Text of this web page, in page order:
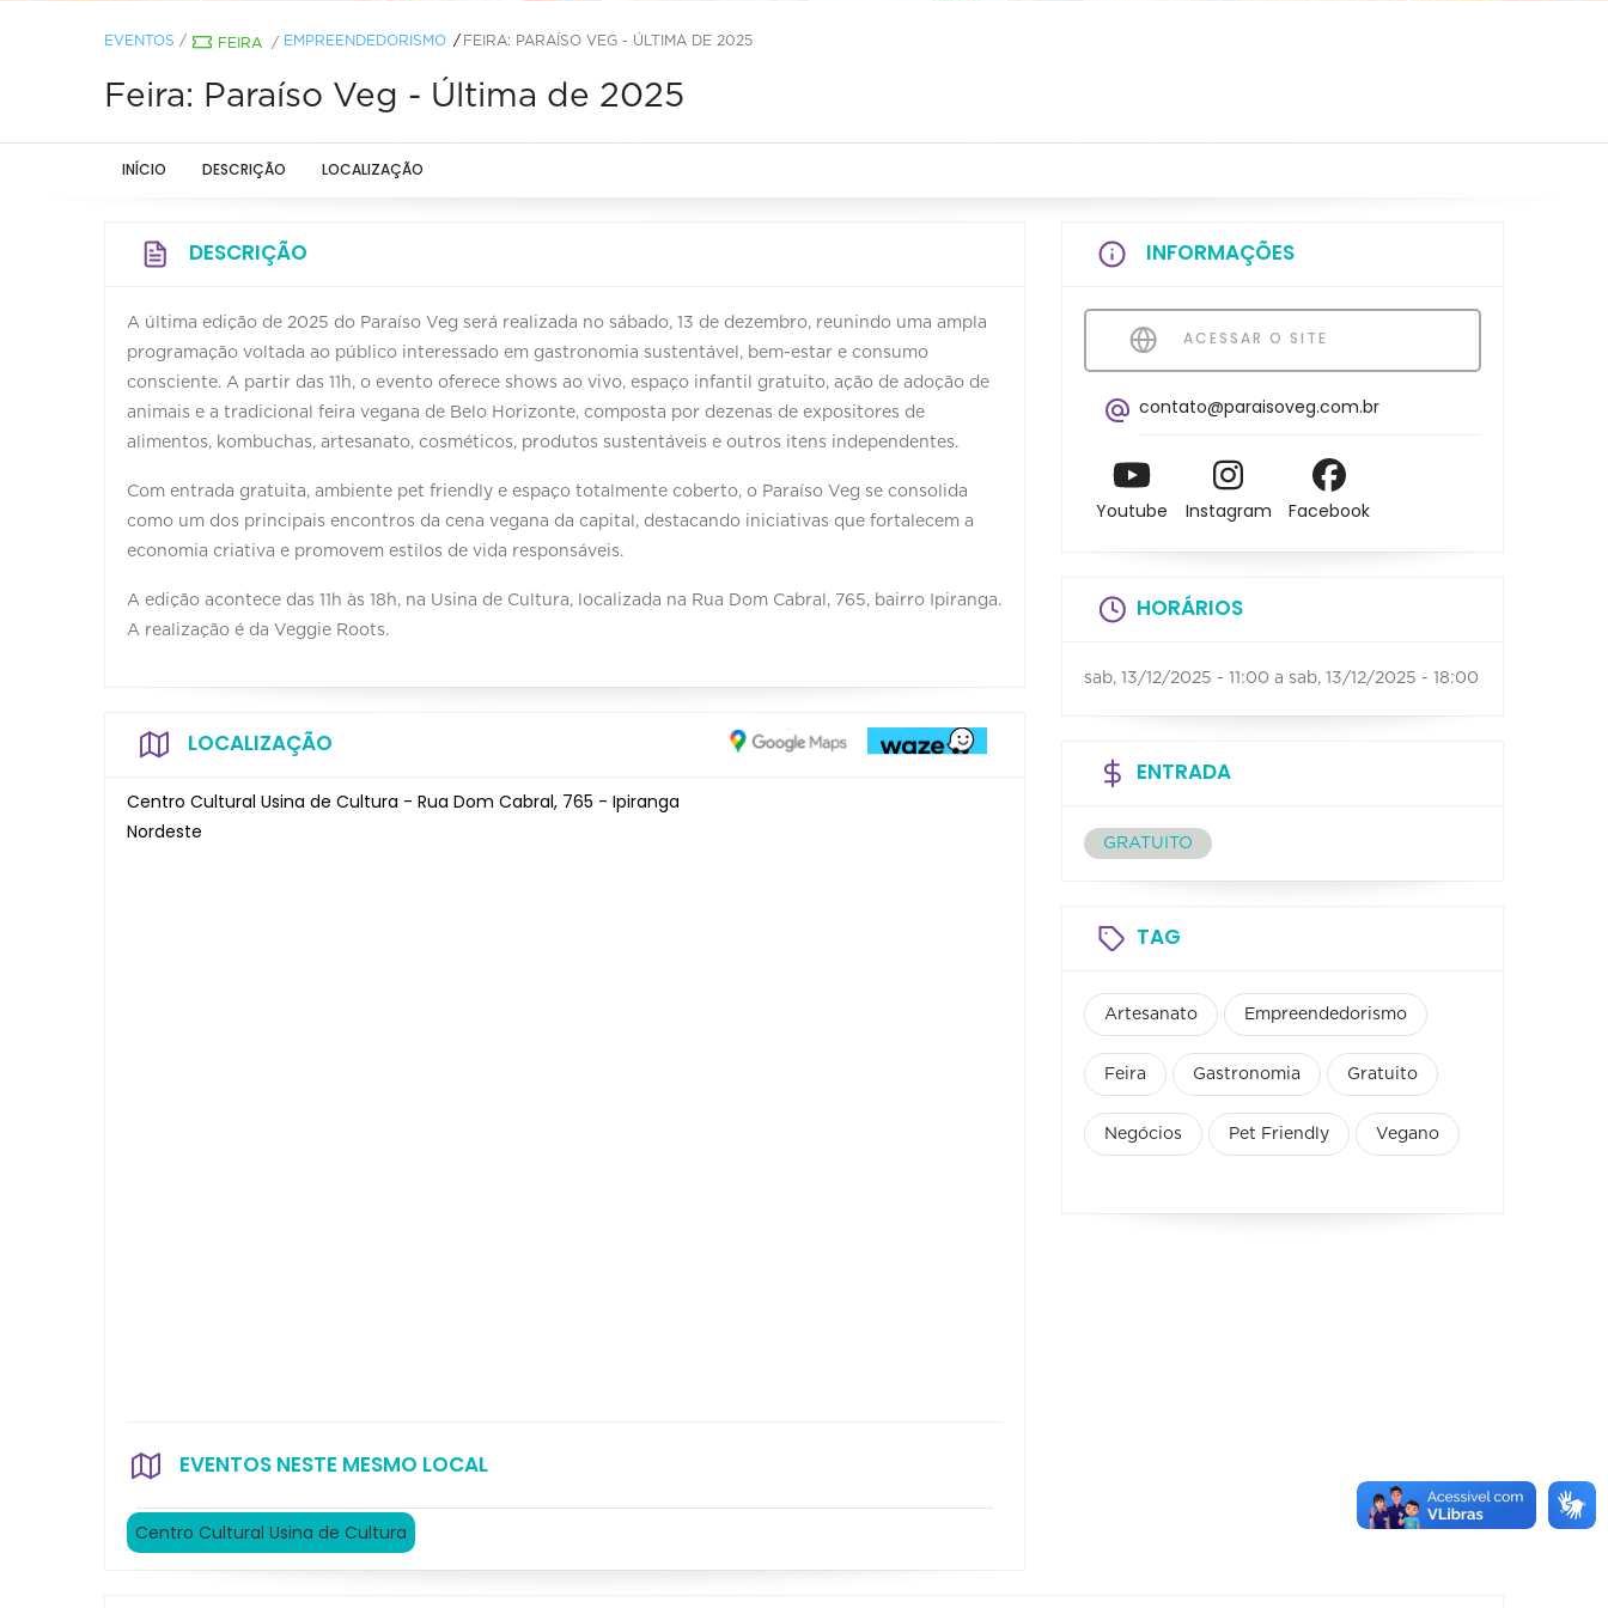
EVENTOS / FEIRA / EMPREENDEDORISMO FEIRA: PARAÍSO VEG - ÚLTIMA DE 2025
Feira: Paraíso Veg - Última de 2025
INÍCIO DESCRIÇÃO LOCALIZAÇÃO
DESCRIÇÃO
A última edição de 2025 do Paraíso Veg será realizada no sábado, 13 de dezembro, reunindo uma ampla
programação voltada ao público interessado em gastronomia sustentável, bem-estar e consumo
consciente. A partir das 11h, o evento oferece shows ao vivo, espaço infantil gratuito, ação de adoção de
animais e a tradicional feira vegana de Belo Horizonte, composta por dezenas de expositores de
alimentos, kombuchas, artesanato, cosméticos, produtos sustentáveis e outros itens independentes.
Com entrada gratuita, ambiente pet friendly e espaço totalmente coberto, o Paraíso Veg se consolida
como um dos principais encontros da cena vegana da capital, destacando iniciativas que fortalecem a
economia criativa e promovem estilos de vida responsáveis.
A edição acontece das 11h às 18h, na Usina de Cultura, localizada na Rua Dom Cabral, 765, bairro Ipiranga.
A realização é da Veggie Roots.
LOCALIZAÇÃO
Centro Cultural Usina de Cultura - Rua Dom Cabral, 765 - Ipiranga
Nordeste
EVENTOS NESTE MESMO LOCAL
Centro Cultural Usina de Cultura
INFORMAÇÕES
ACESSAR O SITE
contato@paraisoveg.com.br
Youtube Instagram Facebook
HORÁRIOS
sab, 13/12/2025 - 11:00 a sab, 13/12/2025 - 18:00
ENTRADA
GRATUITO
TAG
Artesanato Empreendedorismo
Feira Gastronomia Gratuito
Negócios Pet Friendly Vegano